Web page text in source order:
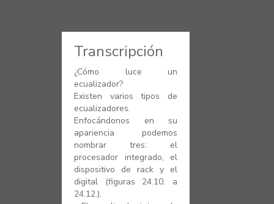
Transcripción
¿Cómo luce un
ecualizador?
Existen varios tipos de
ecualizadores.
Enfocándonos en su
apariencia podemos
nombrar tres: el
procesador integrado, el
dispositivo de rack y el
digital (figuras 24.10. a
24.12.).